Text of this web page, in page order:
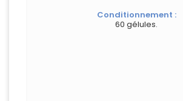
Conditionnement :
60 gélules.